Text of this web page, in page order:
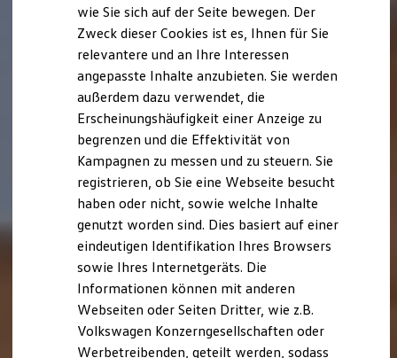
Fahrerassistenz- und Sicherheitssysteme
Kontrollleuchten
Kurzfahrprofile und Ölverdünnung
XTL-Dieselkraftstoff
Ersatzteile und Betriebsflüssigkeiten
Original Zubehör und Lifestyle Produkte
myVolkswagen
myVolkswagen Business
Elektrisch & Autonom
Elektro - & Hybridfahrzeuge
Unser Ansatz
Klimafreundlicher Strom
Reichweite & Ladelösungen
Reichweitensimulator
Ladezeitensimulator
Ladelösungen für Privatkunden
Ladelösungen für Gewerbekunden
Wallbox und Ladekabel
Förderung & Kosten der Elektrofahrzeuge
Fördermöglichkeiten für Privatkunden
wie Sie sich auf der Seite bewegen. Der
Zweck dieser Cookies ist es, Ihnen für Sie
relevantere und an Ihre Interessen
angepasste Inhalte anzubieten. Sie werden
außerdem dazu verwendet, die
Erscheinungshäufigkeit einer Anzeige zu
begrenzen und die Effektivität von
Kampagnen zu messen und zu steuern. Sie
registrieren, ob Sie eine Webseite besucht
haben oder nicht, sowie welche Inhalte
genutzt worden sind. Dies basiert auf einer
eindeutigen Identifikation Ihres Browsers
sowie Ihres Internetgeräts. Die
Informationen können mit anderen
Webseiten oder Seiten Dritter, wie z.B.
Volkswagen Konzerngesellschaften oder
Werbetreibenden, geteilt werden, sodass